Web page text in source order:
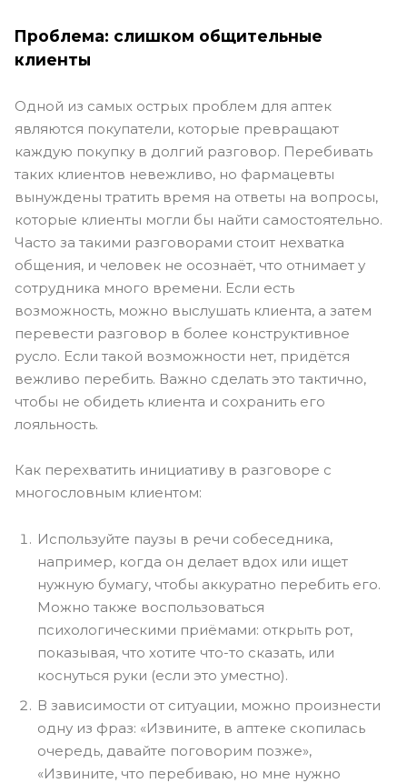
Проблема: слишком общительные
клиенты
Одной из самых острых проблем для аптек
являются покупатели, которые превращают
каждую покупку в долгий разговор. Перебивать
таких клиентов невежливо, но фармацевты
вынуждены тратить время на ответы на вопросы,
которые клиенты могли бы найти самостоятельно.
Часто за такими разговорами стоит нехватка
общения, и человек не осознаёт, что отнимает у
сотрудника много времени. Если есть
возможность, можно выслушать клиента, а затем
перевести разговор в более конструктивное
русло. Если такой возможности нет, придётся
вежливо перебить. Важно сделать это тактично,
чтобы не обидеть клиента и сохранить его
лояльность.
Как перехватить инициативу в разговоре с
многословным клиентом:
Используйте паузы в речи собеседника,
например, когда он делает вдох или ищет
нужную бумагу, чтобы аккуратно перебить его.
Можно также воспользоваться
психологическими приёмами: открыть рот,
показывая, что хотите что-то сказать, или
коснуться руки (если это уместно).
В зависимости от ситуации, можно произнести
одну из фраз: «Извините, в аптеке скопилась
очередь, давайте поговорим позже»,
«Извините, что перебиваю, но мне нужно